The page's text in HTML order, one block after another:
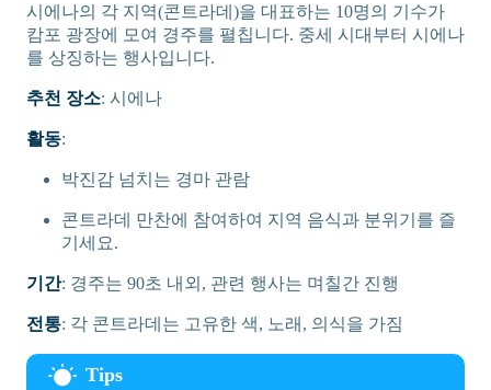
시에나의 각 지역(콘트라데)을 대표하는 10명의 기수가
캄포 광장에 모여 경주를 펼칩니다. 중세 시대부터 시에나
를 상징하는 행사입니다.
추천 장소: 시에나
활동:
박진감 넘치는 경마 관람
콘트라데 만찬에 참여하여 지역 음식과 분위기를 즐
기세요.
기간: 경주는 90초 내외, 관련 행사는 며칠간 진행
전통: 각 콘트라데는 고유한 색, 노래, 의식을 가짐